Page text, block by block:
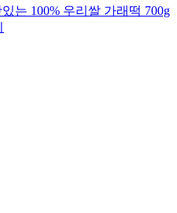
는 100% 우리쌀 가래떡 700g